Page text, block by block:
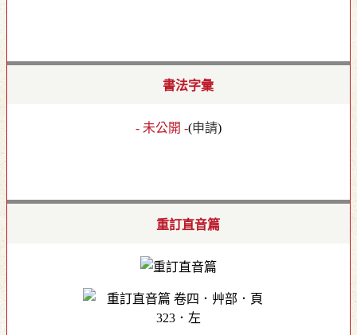
書法字彙
- 未公開 -(申請)
重訂直音篇